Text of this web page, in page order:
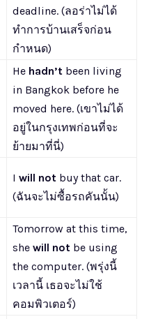
deadline. (ลอร่าไม่ได้
ทำการบ้านเสร็จก่อน
กำหนด)
He hadn’t been living
in Bangkok before he
moved here. (เขาไม่ได้
อยู่ในกรุงเทพก่อนที่จะ
ย้ายมาที่นี่)
I will not buy that car.
(ฉันจะไม่ซื้อรถคันนั้น)
Tomorrow at this time,
she will not be using
the computer. (พรุ่งนี้
เวลานี้ เธอจะไม่ใช้
คอมพิวเตอร์)